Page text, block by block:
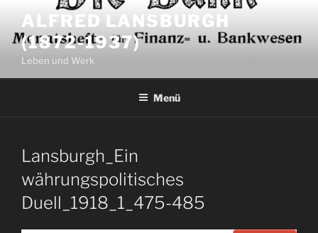
Inhalt
springen
ALFRED LANSBURGH
(1872-1937)
Leben und Werk
Menü
Lansburgh_Ein
währungspolitisches
Duell_1918_1_475-485